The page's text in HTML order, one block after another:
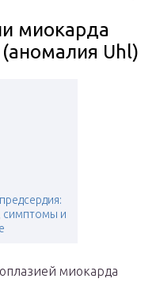
миокарда
Uhl)
симптомы и
миокарда